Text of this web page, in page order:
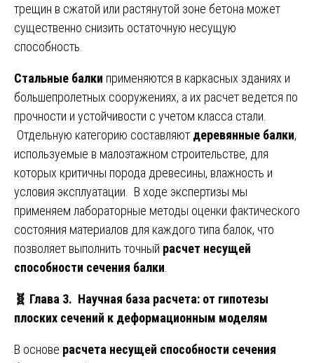
трещин в сжатой или растянутой зоне бетона может
существенно снизить остаточную несущую
способность.
Стальные балки применяются в каркасных зданиях и
большепролетных сооружениях, а их расчет ведется по
прочности и устойчивости с учетом класса стали.
Отдельную категорию составляют деревянные балки,
используемые в малоэтажном строительстве, для
которых критичны порода древесины, влажность и
условия эксплуатации. В ходе экспертизы мы
применяем лабораторные методы оценки фактического
состояния материалов для каждого типа балок, что
позволяет выполнить точный расчет несущей
способности сечения балки
🧬 Глава 3. Научная база расчета: от гипотезы
плоских сечений к деформационным моделям
В основе расчета несущей способности сечения